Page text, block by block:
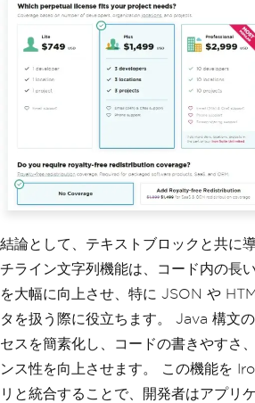
結論として、テキストブロックと共に
チライン文字列機能は、コード内の長
を大幅に向上させ、特に JSON や
タを扱う際に役立ちます。 Java 構文
セスを簡素化し、コードの書きやすさ
ンス性を向上させます。 この機能を
リと統合することで、開発者はアプリ